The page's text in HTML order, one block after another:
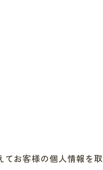
てお客様の個人情報を取